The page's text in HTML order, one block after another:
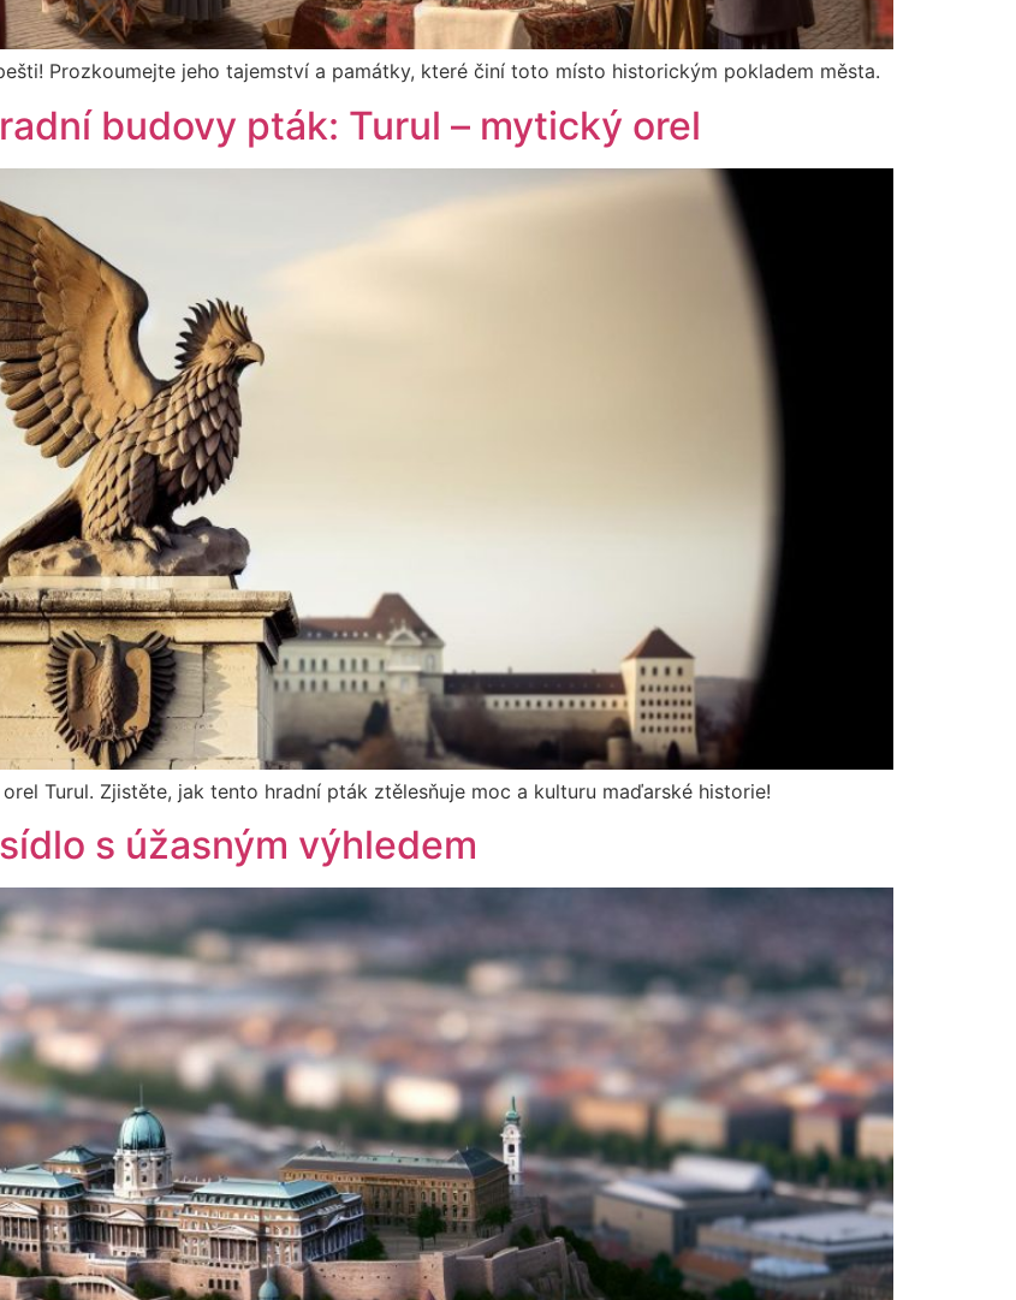
Prozkoumejte jeho tajemství a památky, které činí toto místo historickým pokladem města.
budovy pták: Turul – mytický orel
Turul. Zjistěte, jak tento hradní pták ztělesňuje moc a kulturu maďarské historie!
s úžasným výhledem